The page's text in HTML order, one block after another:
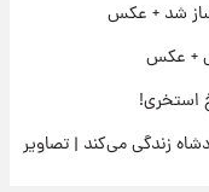
شد + عکس
استخری!
زندگی می‌کند | تصاویر